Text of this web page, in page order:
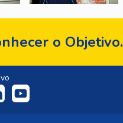
o Objetivo.